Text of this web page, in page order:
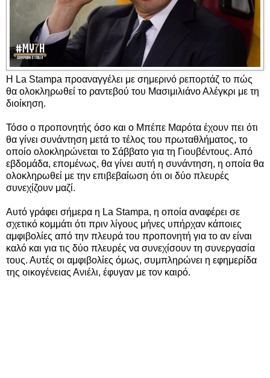
Η La Stampa προαναγγέλει με σημερινό ρεπορτάζ το πώς
θα ολοκληρωθεί το ραντεβού του Μασιμιλιάνο Αλέγκρι με τη
διοίκηση.
Τόσο ο προπονητής όσο και ο Μπέπε Μαρότα έχουν πει ότι
θα γίνει συνάντηση μετά το τέλος του πρωταθλήματος, το
οποίο ολοκληρώνεται το Σάββατο για τη Γιουβέντους. Από
εβδομάδα, επομένως, θα γίνει αυτή η συνάντηση, η οποία θα
ολοκληρωθεί με την επιβεβαίωση ότι οι δύο πλευρές
συνεχίζουν μαζί.
Αυτό γράφει σήμερα η La Stampa, η οποία αναφέρει σε
σχετικό κομμάτι ότι πριν λίγους μήνες υπήρχαν κάποιες
αμφιβολίες από την πλευρά του προπονητή για το αν είναι
καλό και για τις δύο πλευρές να συνεχίσουν τη συνεργασία
τους. Αυτές οι αμφιβολίες όμως, συμπληρώνει η εφημερίδα
της οικογένειας Ανιέλι, έφυγαν με τον καιρό.